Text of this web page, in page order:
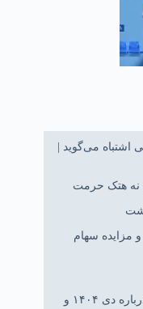
اشتباه می‌گوید |
نه هتک حرمت
مزایده سهام
پاسخ رئیس جمهور به سوال خبرنگار انصاف درباره دی ۱۴۰۴ و